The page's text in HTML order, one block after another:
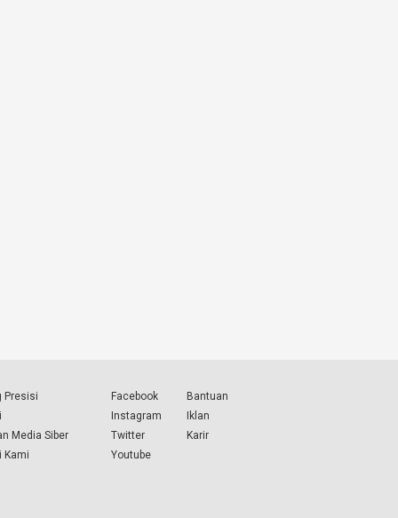
Presisi
Media Siber
Kami
Facebook
Instagram
Twitter
Youtube
Bantuan
Iklan
Karir